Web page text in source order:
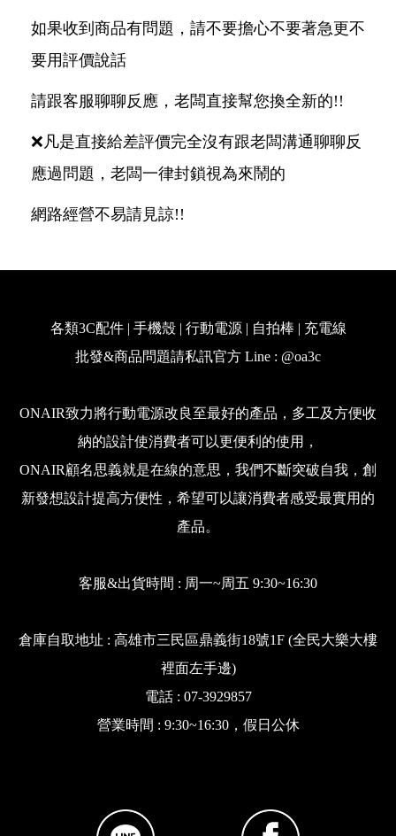
如果收到商品有問題，請不要擔心不要著急更不
要用評價說話
請跟客服聊聊反應，老闆直接幫您換全新的!!
❌凡是直接給差評價完全沒有跟老闆溝通聊聊反
應過問題，老闆一律封鎖視為來鬧的
網路經營不易請見諒!!
各類3C配件 | 手機殼 | 行動電源 | 自拍棒 | 充電線
批發&商品問題請私訊官方 Line : @oa3c
ONAIR致力將行動電源改良至最好的產品，多工及方便收
納的設計使消費者可以更便利的使用，
ONAIR顧名思義就是在線的意思，我們不斷突破自我，創
新發想設計提高方便性，希望可以讓消費者感受最實用的
產品。
客服&出貨時間 : 周一~周五 9:30~16:30
倉庫自取地址 : 高雄市三民區鼎義街18號1F (全民大樂大樓
裡面左手邊)
電話 : 07-3929857
營業時間 : 9:30~16:30，假日公休